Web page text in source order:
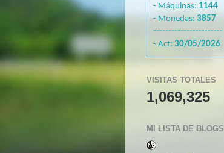
- Máquinas: 1144
- Monedas: 3857
-----------------------
- Act: 30/05/2026
VISITAS TOTALES
1,069,325
MI LISTA DE BLOGS